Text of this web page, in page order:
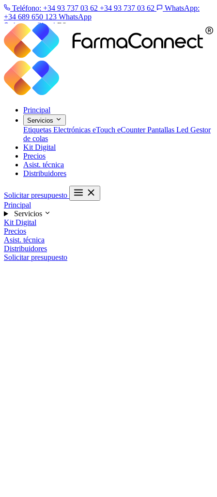
Teléfono: +34 93 737 03 62 +34 93 737 03 62
WhatsApp:
+34 689 650 123 WhatsApp
Acceso Cloud ES
Principal
Servicios
Etiquetas Electrónicas eTouch eCounterPantallas Led Gestor
de colas
Kit Digital
Precios
Asist. técnica
Distribuidores
Solicitar presupuesto
Principal
Servicios
Kit Digital
Precios
Asist. técnica
Distribuidores
Solicitar presupuesto